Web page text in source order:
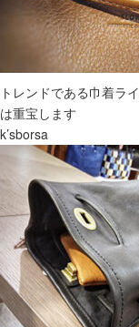
トレンドである巾着ラ
は重宝します
k’sborsa